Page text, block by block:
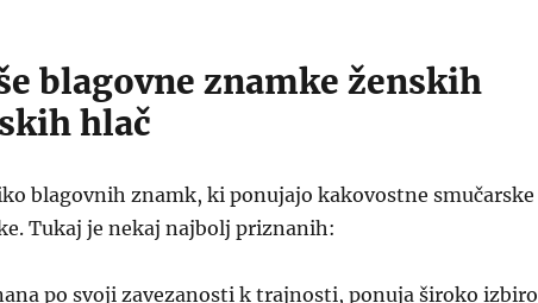
blagovne znamke ženskih
hlač
blagovnih znamk, ki ponujajo kakovostne smučarske
Tukaj je nekaj najbolj priznanih:
po svoji zavezanosti k trajnosti, ponuja široko izbiro